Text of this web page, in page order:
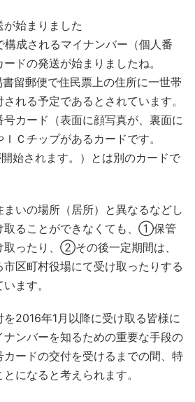
が始まりました
構成されるマイナンバー（個人番
ドの発送が始まりましたね。
留郵便で住民票上の住所に一世帯
れる予定であるとされています。
カード（表面に顔写真が、裏面に
Ｃチップがあるカードです。
始されます。）とは別のカードで
いの場所（居所）と異なるなどし
取ることができなくても、①保管
取ったり、②その後一定期間は、
区町村役場にて受け取ったりする
ます。
2016年1月以降に受け取る皆様に
ナンバーを知るための重要な手段の
ードの交付を受けるまでの間、特
になると考えられます。